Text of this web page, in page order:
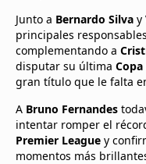
Junto a Bernardo Silva y
principales
complementando a
disputar su última
gran título que le falta
A Bruno Fernandes
intentar romper el
Premier League y
momentos más